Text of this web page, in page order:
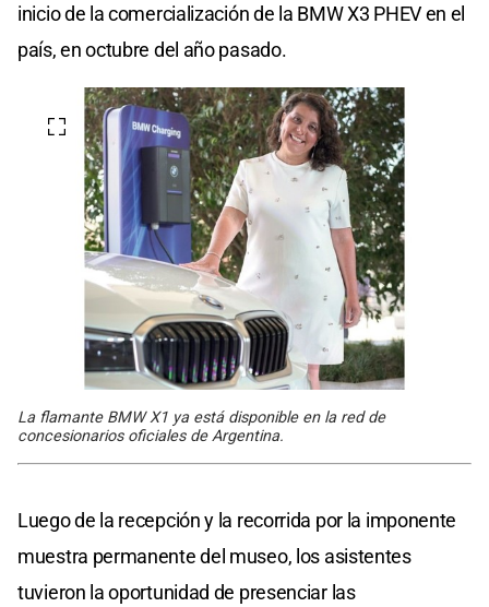
inicio de la comercialización de la BMW X3 PHEV en el
país, en octubre del año pasado.
La flamante BMW X1 ya está disponible en la red de
concesionarios oficiales de Argentina.
Luego de la recepción y la recorrida por la imponente
muestra permanente del museo, los asistentes
tuvieron la oportunidad de presenciar las